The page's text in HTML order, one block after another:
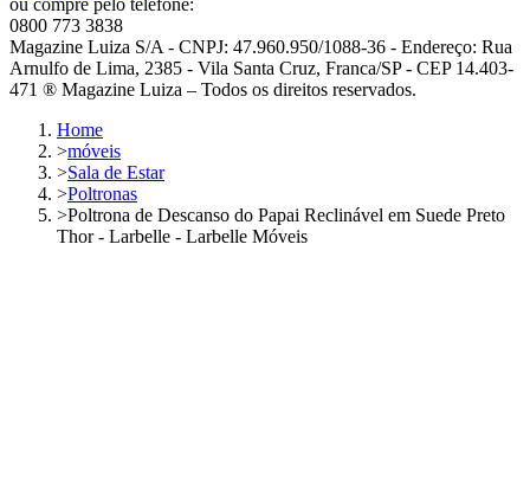
ou compre pelo telefone:
0800 773 3838
Magazine Luiza S/A - CNPJ: 47.960.950/1088-36 - Endereço: Rua
Arnulfo de Lima, 2385 - Vila Santa Cruz, Franca/SP - CEP 14.403-
471 ® Magazine Luiza – Todos os direitos reservados.
Home
>móveis
>Sala de Estar
>Poltronas
>Poltrona de Descanso do Papai Reclinável em Suede Preto
Thor - Larbelle - Larbelle Móveis